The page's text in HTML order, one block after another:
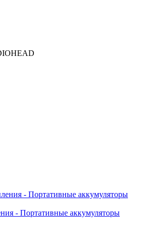
- Портативные аккумуляторы